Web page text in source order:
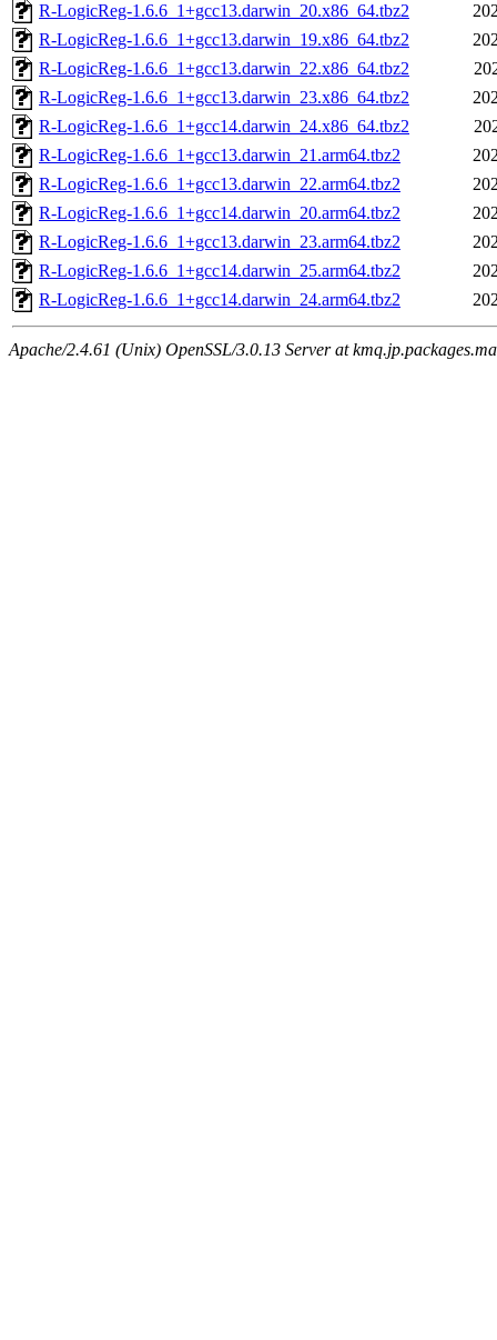
R-LogicReg-1.6.6_1+gcc13.darwin_20.x86_64.tbz2
R-LogicReg-1.6.6_1+gcc13.darwin_19.x86_64.tbz2
R-LogicReg-1.6.6_1+gcc13.darwin_22.x86_64.tbz2
R-LogicReg-1.6.6_1+gcc13.darwin_23.x86_64.tbz2
R-LogicReg-1.6.6_1+gcc14.darwin_24.x86_64.tbz2
R-LogicReg-1.6.6_1+gcc13.darwin_21.arm64.tbz2
R-LogicReg-1.6.6_1+gcc13.darwin_22.arm64.tbz2
R-LogicReg-1.6.6_1+gcc14.darwin_20.arm64.tbz2
R-LogicReg-1.6.6_1+gcc13.darwin_23.arm64.tbz2
R-LogicReg-1.6.6_1+gcc14.darwin_25.arm64.tbz2
R-LogicReg-1.6.6_1+gcc14.darwin_24.arm64.tbz2
Apache/2.4.61 (Unix) OpenSSL/3.0.13 Server at